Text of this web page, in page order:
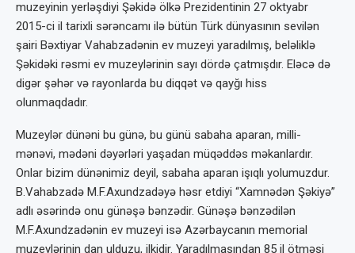
muzeyinin yerləşdiyi Şəkidə ölkə Prezidentinin 27 oktyabr
2015-ci il tarixli sərəncamı ilə bütün Türk dünyasının sevilən
şairi Bəxtiyar Vahabzadənin ev muzeyi yaradılmış, beləliklə
Şəkidəki rəsmi ev muzeylərinin sayı dördə çatmışdır. Eləcə də
digər şəhər və rayonlarda bu diqqət və qayğı hiss
olunmaqdadır.
Muzeylər dünəni bu günə, bu günü sabaha aparan, milli-
mənəvi, mədəni dəyərləri yaşadan müqəddəs məkanlardır.
Onlar bizim dünənimiz deyil, sabaha aparan işıqlı yolumuzdur.
B.Vahabzadə M.F.Axundzadəyə həsr etdiyi “Xamnədən Şəkiyə”
adlı əsərində onu günəşə bənzədir. Günəşə bənzədilən
M.F.Axundzadənin ev muzeyi isə Azərbaycanın memorial
muzeylərinin dan ulduzu, ilkidir. Yaradılmasından 85 il ötməsi